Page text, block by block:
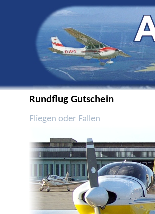
Rundflug Gutschein
Fliegen oder Fallen